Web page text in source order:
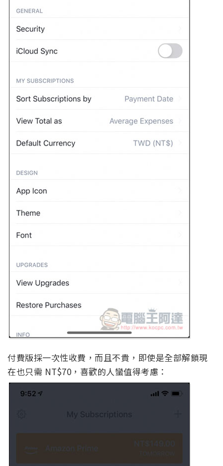
付費版採一次性收費，而且不貴，即使是全部解鎖現
在也只需 NT$70，喜歡的人蠻值得考慮：